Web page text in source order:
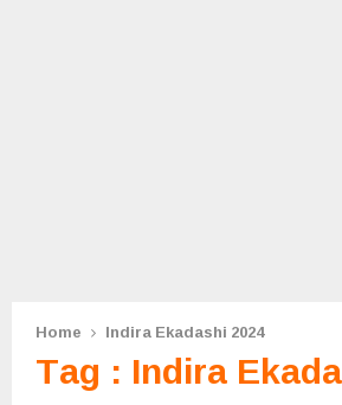
Home Indira Ekadashi 2024
Tag : Indira